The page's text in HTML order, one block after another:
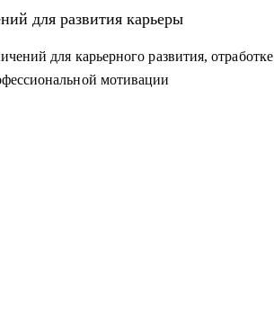
для развития карьеры
для карьерного развития, отработке
мотивации